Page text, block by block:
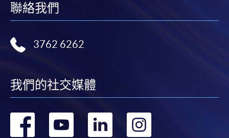
聯絡我們
3762 6262
我們的社交媒體
轉 轉 轉 轉